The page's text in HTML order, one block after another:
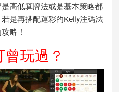
高低算牌法或是基本策略都
是再搭配運彩的Kelly注碼法
略！
玩過？